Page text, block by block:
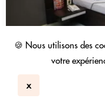
🍪 Nous utilisons des
votre
x